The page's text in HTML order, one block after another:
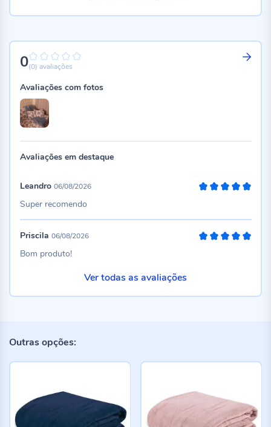
00%
(0) avaliações
Avaliações com fotos
Avaliações em destaque
Leandro 06/08/2026
Super recomendo
Priscila 06/08/2026
Bom produto!
Ver todas as avaliações
Outras opções: